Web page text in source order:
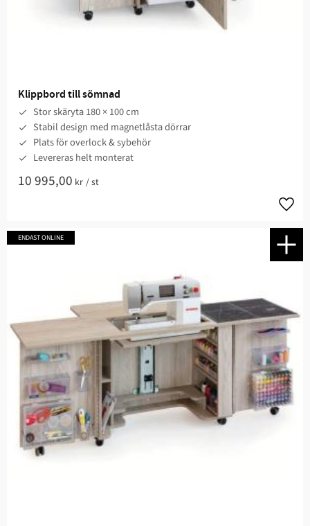
Klippbord till sömnad
Stor skäryta 180 × 100 cm
Stabil design med magnetlåsta dörrar
Plats för overlock & sybehör
Levereras helt monterat
10 995,00 kr /st
ENDAST ONLINE